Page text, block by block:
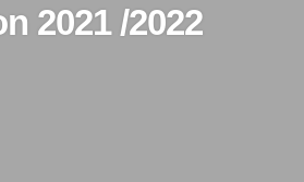
2021 /2022